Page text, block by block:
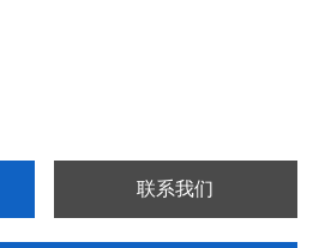
联系我们